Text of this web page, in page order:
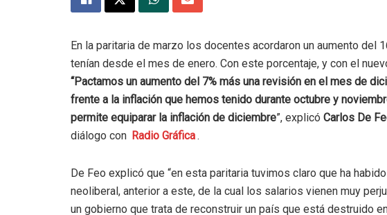
En la paritaria de marzo los docentes acordaron un aumento del
tenían desde el mes de enero. Con este porcentaje, y con el
“Pactamos un aumento del 7% más una revisión en el mes de
frente a la inflación que hemos tenido durante octubre y
permite equiparar la inflación de diciembre”, explicó Carlos De
diálogo con Radio Gráfica .
De Feo explicó que “en esta paritaria tuvimos claro que ha
neoliberal, anterior a este, de la cual los salarios vienen muy
un gobierno que trata de reconstruir un país que está destruido